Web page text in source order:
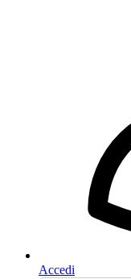
Accedi